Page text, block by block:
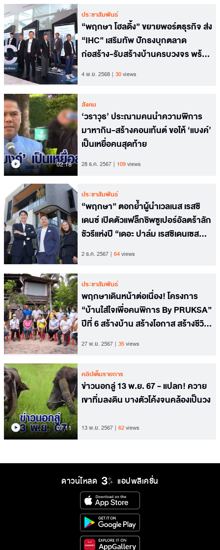
ประชาสัมพันธ์
“พฤกษา โฮลดิ้ง” ขยายพอร์ตธุรกิจ ส่ง
“IHC” เสริมทัพ ปักธงบุกตลาด
ก่อสร้าง-รับสร้างบ้านครบวงจร พร้อม
เดินหน้าเปิดตัวธุรกิจให้เช่า เสริมแกร่ง
4 พ.ย. 2568 30views
02.18
สังคม
‘วราวุธ’ ประณามคนนำความพิการ
มาหากิน-สร้างคอนเท้นต์ ขอให้ ‘แบงค์’
เป็นเหยื่อคนสุดท้าย
28 ธ.ค. 2567 109views
ประชาสัมพันธ์
“พฤกษา” ตอกย้ำผู้นำเวลเนส เรสซิ
เดนซ์ เปิดตัวแฟล็กชิพซูเปอร์อัลตร้าลัก
ชัวรีแห่งปี “เดอะ ปาล์ม เรสซิเดนเซส
พัฒนาการ”
2 ธ.ค. 2567 64views
ประชาสัมพันธ์
พฤกษาเดินหน้าต่อเนื่อง! โครงการ
“บ้านใส่ใจเพื่อคนพิการ By PRUKSA”
ปีที่ 6 สร้างบ้าน สร้างโอกาส สร้างชีวิต
ใหม่ให้คนพิการ
27 พ.ย. 2567 35views
07.11
คลิปเต็มรายการ
ข่าวนอกลู่ 13 พ.ย. 67 - แปลก! ควาย
เขาทิ่มลงดิน บางตัวโค้งจนคล้องเป็นวง
13 พ.ย. 2567 62views
ดาวน์โหลด แอปพลิเคชั่น